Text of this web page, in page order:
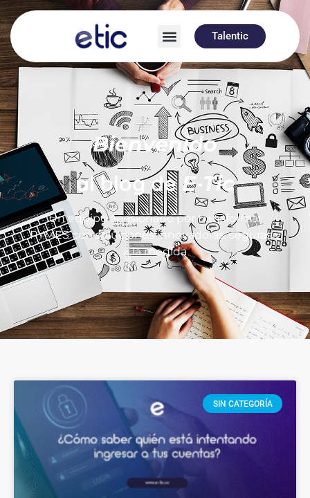
Talentic
Bienvenido
al blog deE-Tic
Un equipo apasionado por transformar
PYMES con soluciones innovadoras, seguras y
a la medida
SIN CATEGORÍA